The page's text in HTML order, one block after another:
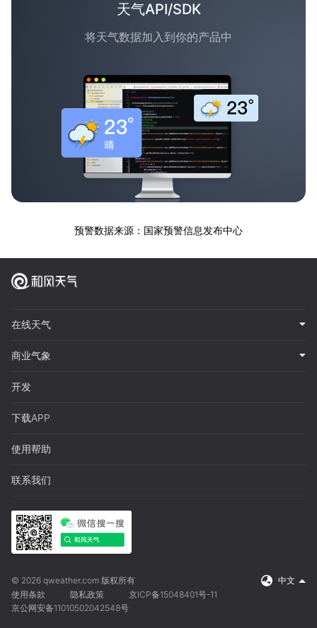
天气API/SDK
将天气数据加入到你的产品中
预警数据来源：国家预警信息发布中心
在线天气
商业气象
开发
下载APP
使用帮助
联系我们
© 2026 qweather.com 版权所有
中文
使用条款
隐私政策
京ICP备15048401号-11
京公网安备11010502042548号